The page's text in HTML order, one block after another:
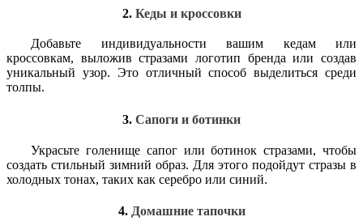
2. Кеды и кроссовки
Добавьте индивидуальности вашим кедам или
кроссовкам, выложив стразами логотип бренда или создав
уникальный узор. Это отличный способ выделиться среди
толпы.
3. Сапоги и ботинки
Украсьте голенище сапог или ботинок стразами, чтобы
создать стильный зимний образ. Для этого подойдут стразы в
холодных тонах, таких как серебро или синий.
4. Домашние тапочки